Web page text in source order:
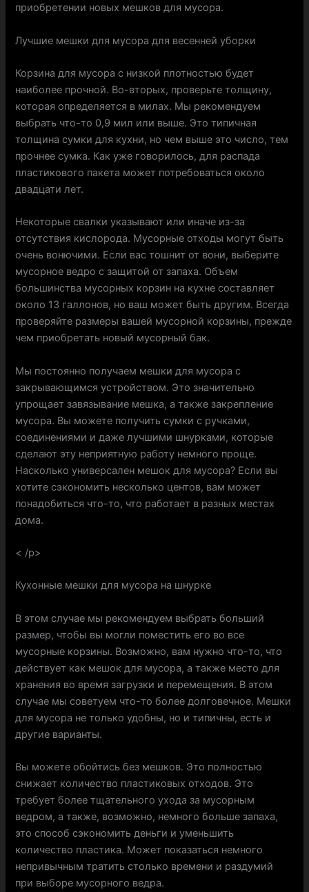
приобретении новых мешков для мусора.
Лучшие мешки для мусора для весенней уборки
Корзина для мусора с низкой плотностью будет
наиболее прочной. Во-вторых, проверьте толщину,
которая определяется в милах. Мы рекомендуем
выбрать что-то 0,9 мил или выше. Это типичная
толщина сумки для кухни, но чем выше это число, тем
прочнее сумка. Как уже говорилось, для распада
пластикового пакета может потребоваться около
двадцати лет.
Некоторые свалки указывают или иначе из-за
отсутствия кислорода. Мусорные отходы могут быть
очень вонючими. Если вас тошнит от вони, выберите
мусорное ведро с защитой от запаха. Объем
большинства мусорных корзин на кухне составляет
около 13 галлонов, но ваш может быть другим. Всегда
проверяйте размеры вашей мусорной корзины, прежде
чем приобретать новый мусорный бак.
Мы постоянно получаем мешки для мусора с
закрывающимся устройством. Это значительно
упрощает завязывание мешка, а также закрепление
мусора. Вы можете получить сумки с ручками,
соединениями и даже лучшими шнурками, которые
сделают эту неприятную работу немного проще.
Насколько универсален мешок для мусора? Если вы
хотите сэкономить несколько центов, вам может
понадобиться что-то, что работает в разных местах
дома.
< /p>
Кухонные мешки для мусора на шнурке
В этом случае мы рекомендуем выбрать больший
размер, чтобы вы могли поместить его во все
мусорные корзины. Возможно, вам нужно что-то, что
действует как мешок для мусора, а также место для
хранения во время загрузки и перемещения. В этом
случае мы советуем что-то более долговечное. Мешки
для мусора не только удобны, но и типичны, есть и
другие варианты.
Вы можете обойтись без мешков. Это полностью
снижает количество пластиковых отходов. Это
требует более тщательного ухода за мусорным
ведром, а также, возможно, немного больше запаха,
это способ сэкономить деньги и уменьшить
количество пластика. Может показаться немного
непривычным тратить столько времени и раздумий
при выборе мусорного ведра.